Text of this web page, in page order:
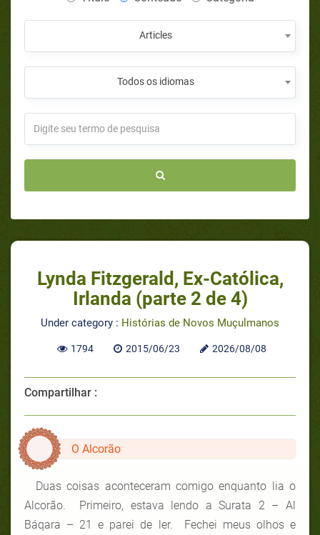
Articles
Todos os idiomas
Lynda Fitzgerald, Ex-Católica,
Irlanda (parte 2 de 4)
Under category : Histórias de Novos Muçulmanos
1794 2015/06/23 2026/08/08
Compartilhar :
O Alcorão
Duas coisas aconteceram comigo enquanto lia o
Alcorão. Primeiro, estava lendo a Surata 2 – Al
Báqara – 21 e parei de ler. Fechei meus olhos e